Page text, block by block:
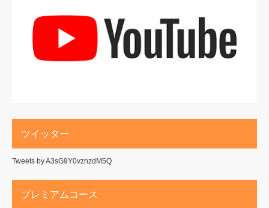
ツイッター
Tweets by A3sG9Y0vznzdM5Q
プレミアムコース